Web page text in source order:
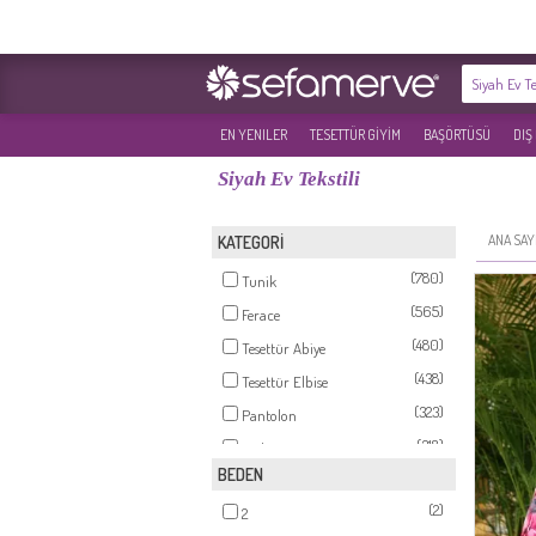
EN YENILER TESETTÜR GİYİM BAŞÖRTÜSÜ DIŞ
Siyah Ev Tekstili
KATEGORİ
Tunik
(780)
Ferace
(565)
Tesettür Abiye
(480)
Tesettür Elbise
(438)
Pantolon
(323)
Etek
(318)
Takım
Şal
(153)
BEDEN
2
(2)
ANA